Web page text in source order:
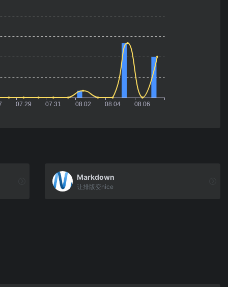
Markdown
让排版变nice